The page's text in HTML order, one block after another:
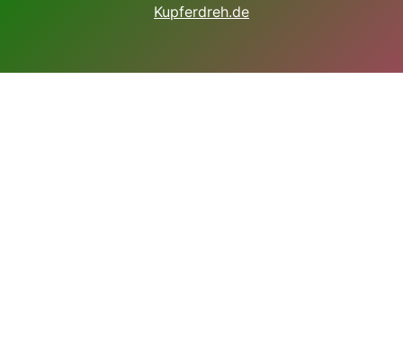
Kupferdreh.de